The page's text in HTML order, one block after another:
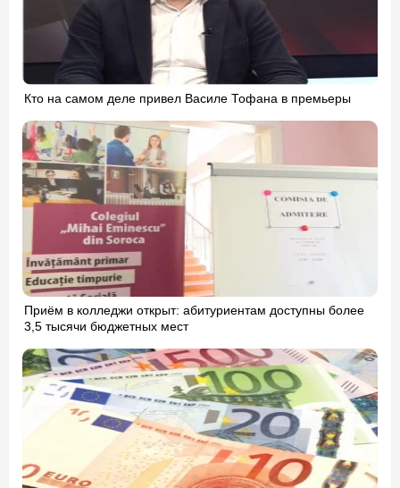
Кто на самом деле привел Василе Тофана в премьеры
Приём в колледжи открыт: абитуриентам доступны более
3,5 тысячи бюджетных мест